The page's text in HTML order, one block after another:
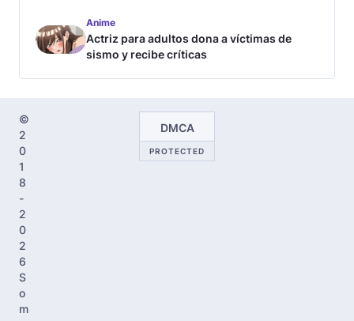
Anime
Actriz para adultos dona a víctimas de
sismo y recibe críticas
©
2
0
1
8
-
2
0
2
6
S
o
m
DMCA
PROTECTED